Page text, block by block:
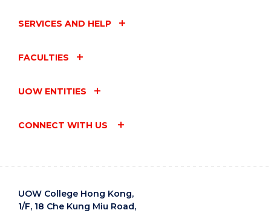
SERVICES AND HELP
FACULTIES
UOW ENTITIES
CONNECT WITH US
UOW College Hong Kong,
1/F, 18 Che Kung Miu Road,